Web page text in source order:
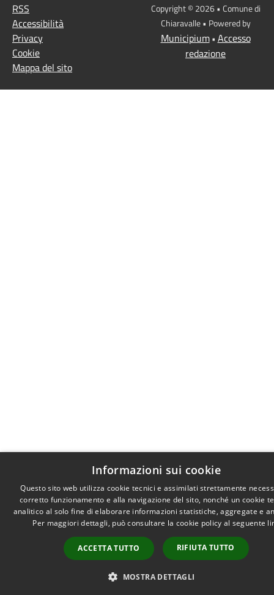
RSS
Accessibilità
Privacy
Cookie
Mappa del sito
Copyright © 2026 • Comune di
Chiaravalle • Powered by
Municipium• Accesso
redazione
Informazioni sui cookie
Questo sito web utilizza cookie tecnici e assimilati strettamente
corretto funzionamento e alla navigazione del sito, nonché un cookie
analitico al solo fine di elaborare informazioni statistiche, aggregate e
Per maggiori dettagli, può consultare la cookie policy al seguente
ACCETTA TUTTO RIFIUTA TUTTO
MOSTRA DETTAGLI